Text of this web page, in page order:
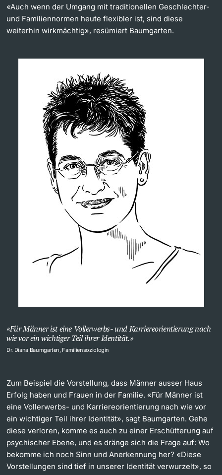
«Auch wenn der Umgang mit traditionellen Geschlechter-
und Familiennormen heute flexibler ist, sind diese
weiterhin wirkmächtig», resümiert Baumgarten.
Für Männer ist eine Vollerwerbs- und Karriereorientierung nach
wie vor ein wichtiger Teil ihrer Identität.
Dr. Diana Baumgarten, Familiensoziologin
Zum Beispiel die Vorstellung, dass Männer ausser Haus
Erfolg haben und Frauen in der Familie. «Für Männer ist
eine Vollerwerbs- und Karriereorientierung nach wie vor
ein wichtiger Teil ihrer Identität», sagt Baumgarten. Gehe
diese verloren, komme es auch zu einer Erschütterung auf
psychischer Ebene, und es dränge sich die Frage auf: Wo
bekomme ich noch Sinn und Anerkennung her? «Diese
Vorstellungen sind tief in unserer Identität verwurzelt», so